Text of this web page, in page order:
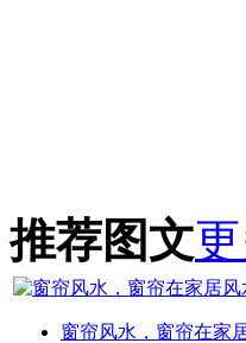
推荐图文
窗帘风水，窗帘在家